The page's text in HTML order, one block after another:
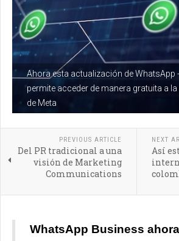
Ahora esta actualización de WhatsApp -
permite acceder de manera gratuita a
de Meta
PREVIOUS ARTICLE
Del PR tradicional a una
visión de Marketing
Communications
NEXT
Así
WhatsApp Business